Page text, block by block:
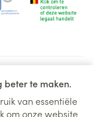
beter te maken.
van essentiële
om onze website